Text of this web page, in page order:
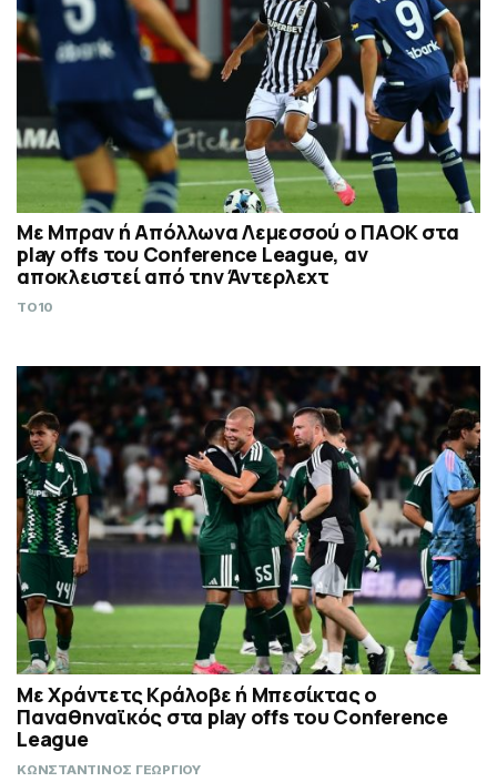
Με Μπραν ή Απόλλωνα Λεμεσσού ο ΠΑΟΚ στα
play offs του Conference League, αν
αποκλειστεί από την Άντερλεχτ
TO10
Με Χράντετς Κράλοβε ή Μπεσίκτας ο
Παναθηναϊκός στα play offs του Conference
League
ΚΩΝΣΤΑΝΤΙΝΟΣ ΓΕΩΡΓΙΟΥ